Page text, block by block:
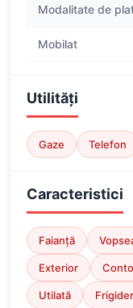
Modalitate de
Mobilat
Utilități
Gaze Telefon
Caracteristici
Faianță
Exterior
Utilată Frigider